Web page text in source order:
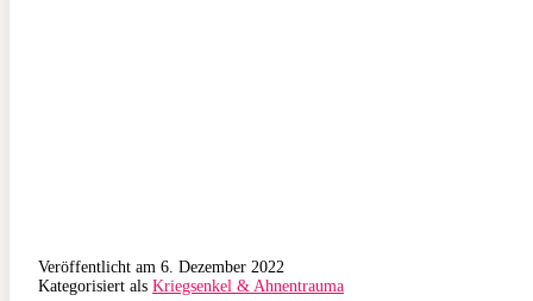
Veröffentlicht am 6. Dezember 2022
Kategorisiert als Kriegsenkel & Ahnentrauma